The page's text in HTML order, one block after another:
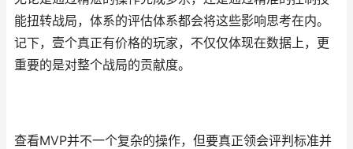
能扭转战局，体系的评估体系都会将这些影响思考在内。
记下，壹个真正有价格的玩家，不仅仅体现在数据上，更
重要的是对整个战局的贡献度。
查看MVP并不一个复杂的操作，但要真正领会评判标准并